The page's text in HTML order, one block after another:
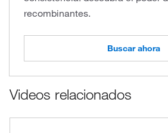
recombinantes.
Buscar ahora
Videos relacionados